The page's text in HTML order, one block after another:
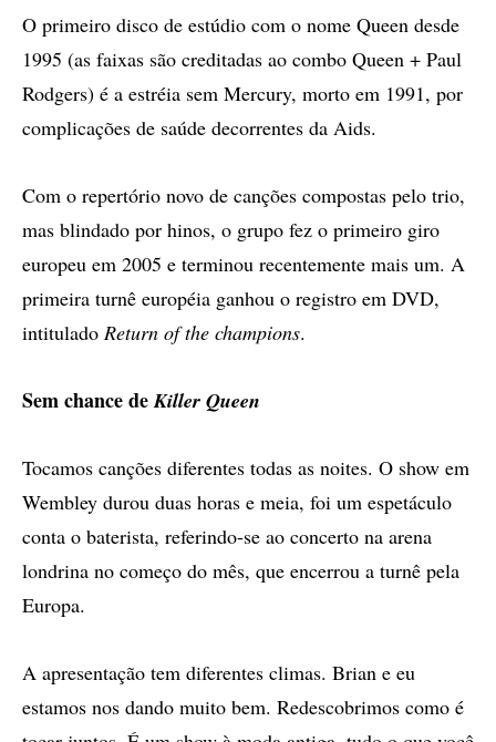
O primeiro disco de estúdio com o nome Queen desde
1995 (as faixas são creditadas ao combo Queen + Paul
Rodgers) é a estréia sem Mercury, morto em 1991, por
complicações de saúde decorrentes da Aids.
Com o repertório novo de canções compostas pelo trio,
mas blindado por hinos, o grupo fez o primeiro giro
europeu em 2005 e terminou recentemente mais um. A
primeira turnê européia ganhou o registro em DVD,
intitulado Return of the champions.
Sem chance deKiller Queen
Tocamos canções diferentes todas as noites. O show em
Wembley durou duas horas e meia, foi um espetáculo
conta o baterista, referindo-se ao concerto na arena
londrina no começo do mês, que encerrou a turnê pela
Europa.
A apresentação tem diferentes climas. Brian e eu
estamos nos dando muito bem. Redescobrimos como é